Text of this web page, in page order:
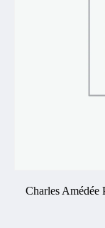
Charles Amédée